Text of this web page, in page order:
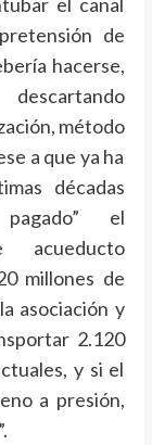
de
hacerse,
método
a que ya ha
décadas
el
millones de
asociación y
2.120
y si el
a presión,